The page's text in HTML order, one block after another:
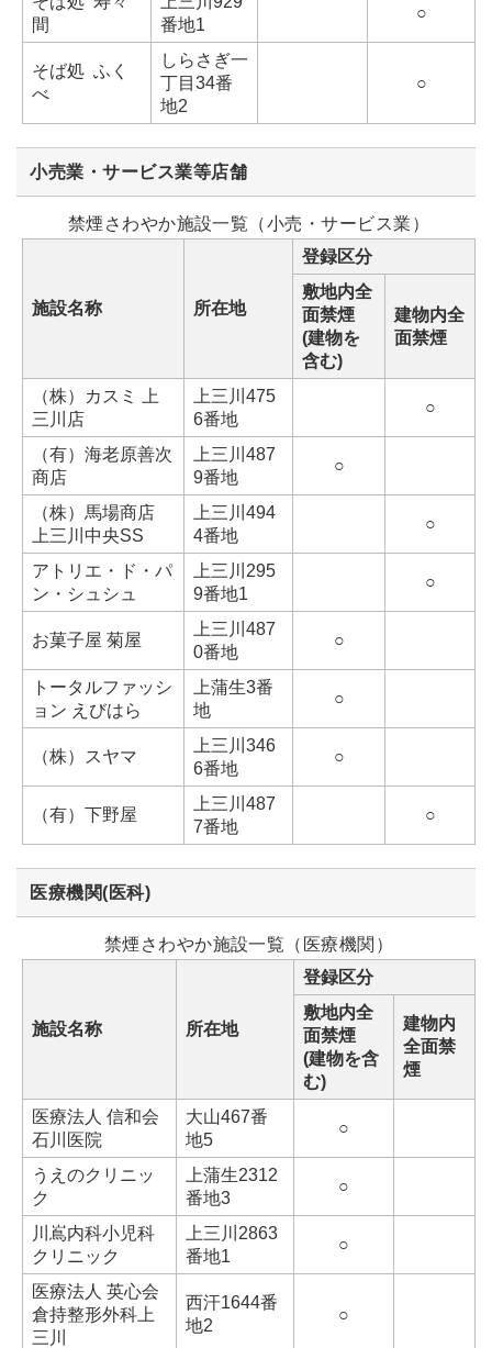
間
番地1
○
そば処 ふく
べ
しらさぎ一
丁目34番
地2
○
小売業・サービス業等店舗
禁煙さわやか施設一覧（小売・サービス業）
施設名称 所在地
登録区分
敷地内全
面禁煙
(建物を
含む)
建物内全
面禁煙
（株）カスミ 上
三川店
上三川475
6番地
○
（有）海老原善次
商店
上三川487
9番地
○
（株）馬場商店
上三川中央SS
上三川494
4番地
○
アトリエ・ド・パ
ン・シュシュ
上三川295
9番地1
○
お菓子屋 菊屋
上三川487
0番地
○
トータルファッシ
ョン えびはら
上蒲生3番
地
○
（株）スヤマ
上三川346
6番地
○
（有）下野屋
上三川487
7番地
○
医療機関(医科)
禁煙さわやか施設一覧（医療機関）
施設名称 所在地
登録区分
敷地内全
面禁煙
(建物を含
む)
建物内
全面禁
煙
医療法人 信和会
石川医院
大山467番
地5
○
うえのクリニッ
ク
上蒲生2312
番地3
○
川嶌内科小児科
クリニック
上三川2863
番地1
○
医療法人 英心会
倉持整形外科上
三川
西汗1644番
地2
○